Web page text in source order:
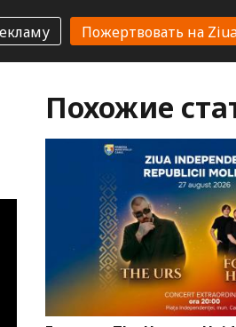
Пожертвовать на
Похожие